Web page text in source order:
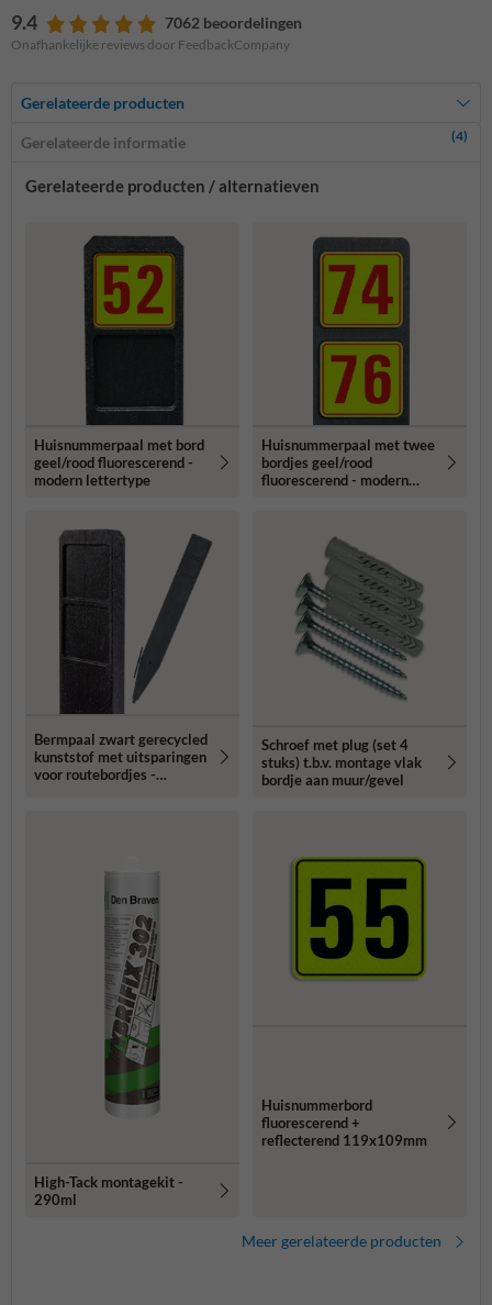
9.4 7062 beoordelingen
Onafhankelijke reviews door FeedbackCompany
Gerelateerde producten
Gerelateerde informatie (4)
Gerelateerde producten / alternatieven
Huisnummerpaal met bord
geel/rood fluorescerend -
modern lettertype
Huisnummerpaal met twee
bordjes geel/rood
fluorescerend - modern
Bermpaal zwart gerecycled
kunststof met uitsparingen
voor routebordjes -
Schroef met plug (set 4
stuks) t.b.v. montage vlak
bordje aan muur/gevel
High-Tack montagekit -
290ml
Huisnummerbord
fluorescerend +
reflecterend 119x109mm
Meer gerelateerde producten